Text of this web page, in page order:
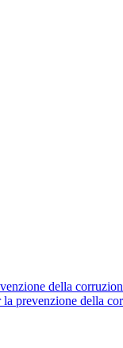
della
la prevenzione della